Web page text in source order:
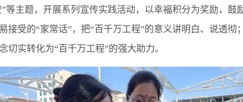
等主题，开展系列宣传实践活动，以幸福积分为奖励，
接受的“家常话”，把“百千万工程”的意义讲明白、说透彻
实转化为“百千万工程”的强大助力。